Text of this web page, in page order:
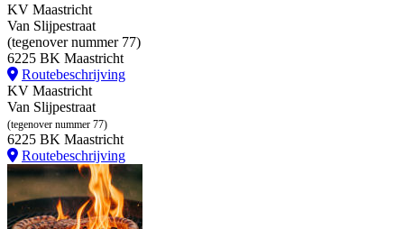
KV Maastricht
Van Slijpestraat
(tegenover nummer 77)
6225 BK Maastricht
Routebeschrijving
KV Maastricht
Van Slijpestraat
(tegenover nummer 77)
6225 BK Maastricht
Routebeschrijving